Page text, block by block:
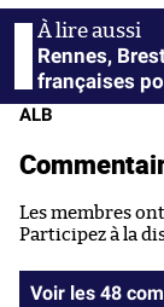
Rennes,
françaises
ALB
Les membres
Participez à la
Voir